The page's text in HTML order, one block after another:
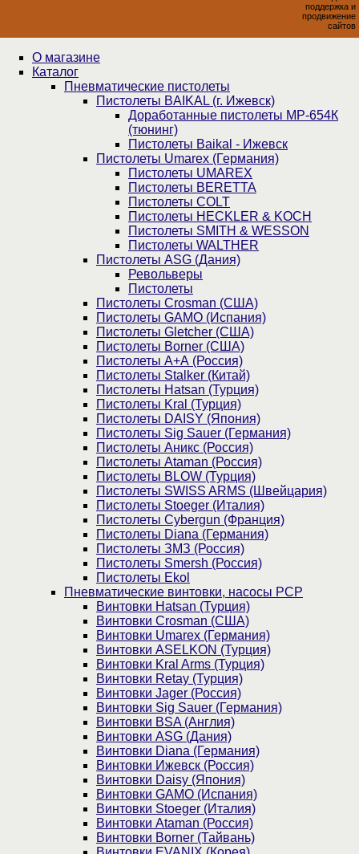
поддержка и
продвижение
сайтов
О магазине
Каталог
Пнев­ма­ти­чес­кие пистолеты
Пистолеты BAIKAL (г. Ижевск)
Доработанные пистолеты МР-654К
(тюнинг)
Пистолеты Baikal - Ижевск
Пистолеты Umarex (Германия)
Пистолеты UMAREX
Пистолеты BERETTA
Пистолеты COLT
Пистолеты HECKLER & KOCH
Пистолеты SMITH & WESSON
Пистолеты WALTHER
Пистолеты ASG (Дания)
Револьверы
Пистолеты
Пистолеты Crosman (США)
Пистолеты GAMO (Испания)
Пистолеты Gletcher (США)
Пистолеты Borner (США)
Пистолеты А+А (Россия)
Пистолеты Stalker (Китай)
Пистолеты Hatsan (Турция)
Пистолеты Kral (Турция)
Пистолеты DAISY (Япония)
Пистолеты Sig Sauer (Германия)
Пистолеты Аникс (Россия)
Пистолеты Ataman (Россия)
Пистолеты BLOW (Турция)
Пистолеты SWISS ARMS (Швейцария)
Пистолеты Stoeger (Италия)
Пистолеты Cybergun (Франция)
Пистолеты Diana (Германия)
Пистолеты ЗМЗ (Россия)
Пистолеты Smersh (Россия)
Пистолеты Ekol
Пневматические винтовки, насосы PCP
Винтовки Hatsan (Турция)
Винтовки Crosman (США)
Винтовки Umarex (Германия)
Винтовки ASELKON (Турция)
Винтовки Kral Arms (Турция)
Винтовки Retay (Турция)
Винтовки Jager (Россия)
Винтовки Sig Sauer (Германия)
Винтовки BSA (Англия)
Винтовки ASG (Дания)
Винтовки Diana (Германия)
Винтовки Ижевск (Россия)
Винтовки Daisy (Япония)
Винтовки GAMO (Испания)
Винтовки Stoeger (Италия)
Винтовки Ataman (Россия)
Винтовки Borner (Тайвань)